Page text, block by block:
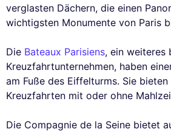
verglasten Dächern, die einen
wichtigsten Monumente von Paris
Die Bateaux Parisiens, ein weiteres
Kreuzfahrtunternehmen, haben
am Fuße des Eiffelturms. Sie
Kreuzfahrten mit oder ohne
Die Compagnie de la Seine bietet